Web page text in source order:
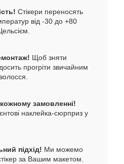
Стікери переносять
від -30 до +80
Щоб зняти
прогріти звичайним
замовленні!
наклейка-сюрприз у
підхід! Ми можемо
за Вашим макетом.